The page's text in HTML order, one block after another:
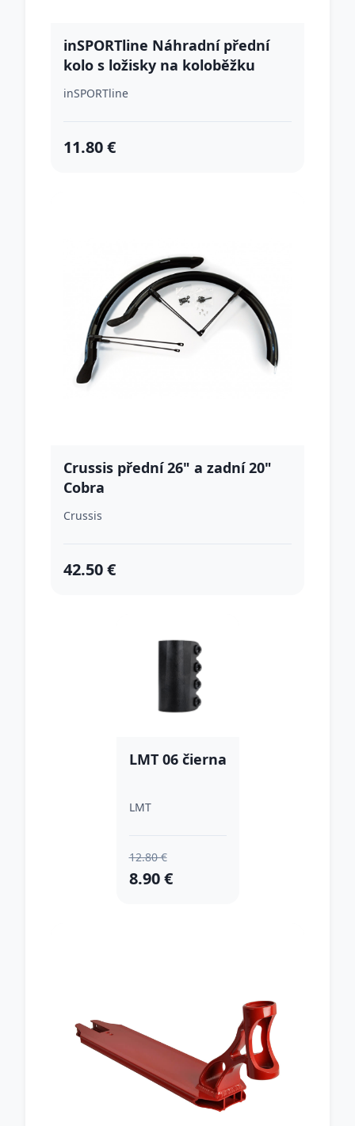
inSPORTline Náhradní přední
kolo s ložisky na koloběžku
Discola 230x30mm červená
inSPORTline
11.80 €
Crussis přední 26" a zadní 20"
Cobra
Crussis
42.50 €
LMT 06 čierna
LMT
12.80 €
8.90 €